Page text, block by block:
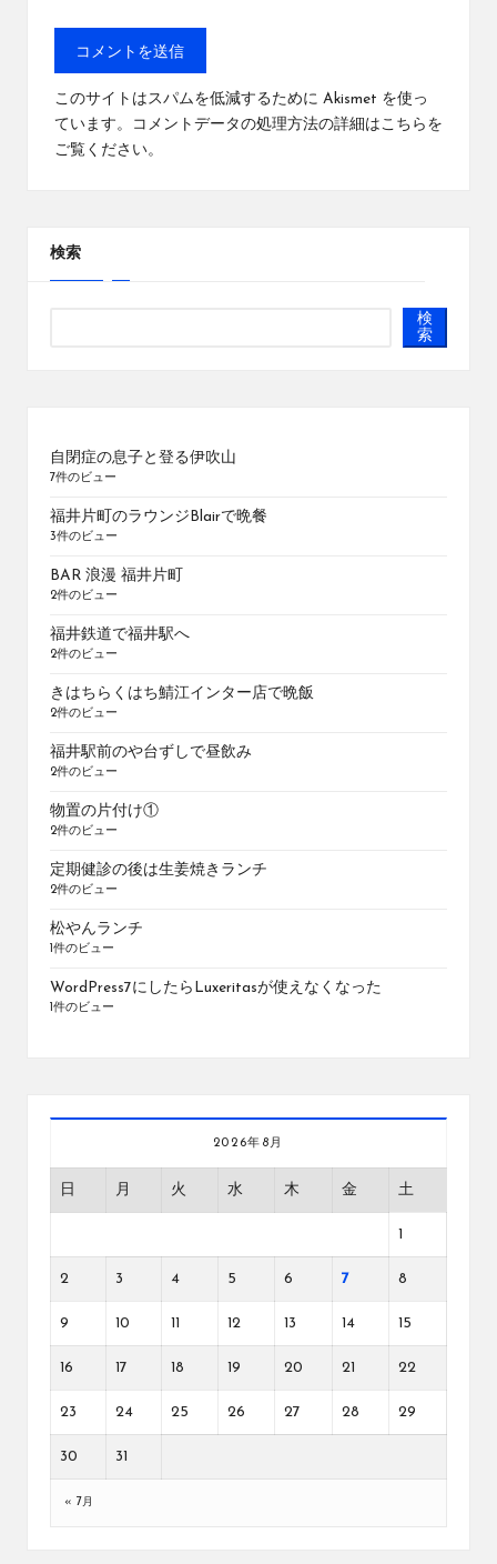
このサイトはスパムを低減するために Akismet を使っ
ています。
コメントデータの処理方法の詳細はこちらを
ご覧ください。
検索
検
索
自閉症の息子と登る伊吹山
7件のビュー
福井片町のラウンジBlairで晩餐
3件のビュー
BAR 浪漫 福井片町
2件のビュー
福井鉄道で福井駅へ
2件のビュー
きはちらくはち鯖江インター店で晩飯
2件のビュー
福井駅前のや台ずしで昼飲み
2件のビュー
物置の片付け①
2件のビュー
定期健診の後は生姜焼きランチ
2件のビュー
松やんランチ
1件のビュー
WordPress7にしたらLuxeritasが使えなくなった
1件のビュー
2026年8月
日 月 火 水 木 金 土
2 3 4 5 6 7 8
9 10 12 13 14 15
16 17 18 19 20 21 22
23 24 25 26 27 28 29
30 31
« 7月